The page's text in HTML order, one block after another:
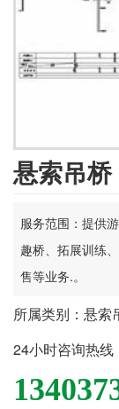
悬索吊桥
服务范围：提供
趣桥、拓展训练
售等业务.。
所属类别：悬索
24小时咨询热线